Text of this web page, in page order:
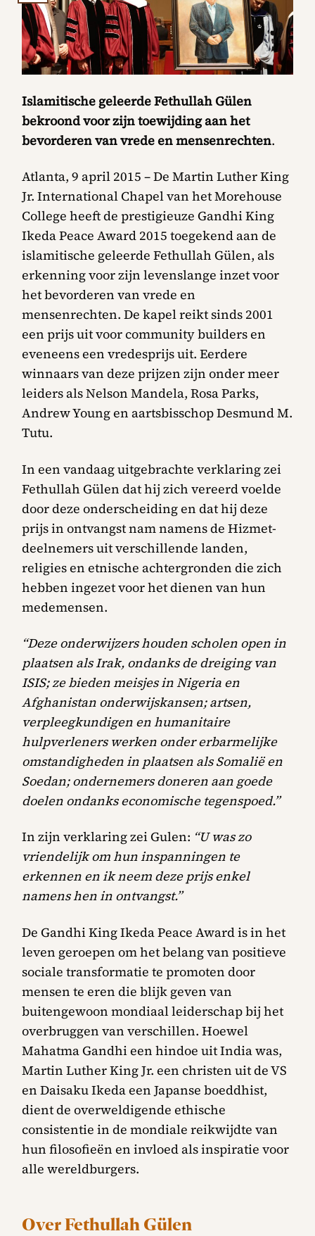
Islamitische geleerde Fethullah Gülen
bekroond voor zijn toewijding aan het
bevorderen van vrede en mensenrechten.
Atlanta, 9 april 2015 – De Martin Luther King
Jr. International Chapel van het Morehouse
College heeft de prestigieuze Gandhi King
Ikeda Peace Award 2015 toegekend aan de
islamitische geleerde Fethullah Gülen, als
erkenning voor zijn levenslange inzet voor
het bevorderen van vrede en
mensenrechten. De kapel reikt sinds 2001
een prijs uit voor community builders en
eveneens een vredesprijs uit. Eerdere
winnaars van deze prijzen zijn onder meer
leiders als Nelson Mandela, Rosa Parks,
Andrew Young en aartsbisschop Desmund M.
Tutu.
In een vandaag uitgebrachte verklaring zei
Fethullah Gülen dat hij zich vereerd voelde
door deze onderscheiding en dat hij deze
prijs in ontvangst nam namens de Hizmet-
deelnemers uit verschillende landen,
religies en etnische achtergronden die zich
hebben ingezet voor het dienen van hun
medemensen.
“Deze onderwijzers houden scholen open in
plaatsen als Irak, ondanks de dreiging van
ISIS; ze bieden meisjes in Nigeria en
Afghanistan onderwijskansen; artsen,
verpleegkundigen en humanitaire
hulpverleners werken onder erbarmelijke
omstandigheden in plaatsen als Somalië en
Soedan; ondernemers doneren aan goede
doelen ondanks economische tegenspoed.”
In zijn verklaring zei Gulen: “U was zo
vriendelijk om hun inspanningen te
erkennen en ik neem deze prijs enkel
namens hen in ontvangst.”
De Gandhi King Ikeda Peace Award is in het
leven geroepen om het belang van positieve
sociale transformatie te promoten door
mensen te eren die blijk geven van
buitengewoon mondiaal leiderschap bij het
overbruggen van verschillen. Hoewel
Mahatma Gandhi een hindoe uit India was,
Martin Luther King Jr. een christen uit de VS
en Daisaku Ikeda een Japanse boeddhist,
dient de overweldigende ethische
consistentie in de mondiale reikwijdte van
hun filosofieën en invloed als inspiratie voor
alle wereldburgers.
Over Fethullah Gülen